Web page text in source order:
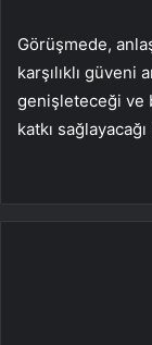
Görüşmede,
karşılıklı güveni
genişleteceği ve
katkı